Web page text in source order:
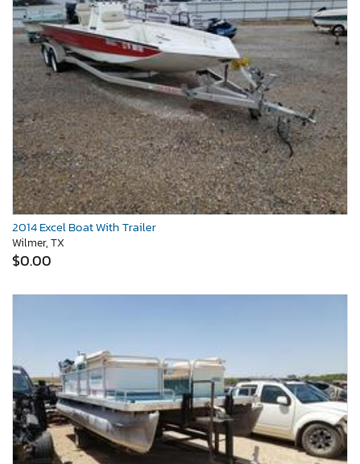
2014 Excel Boat With Trailer
Wilmer, TX
$0.00